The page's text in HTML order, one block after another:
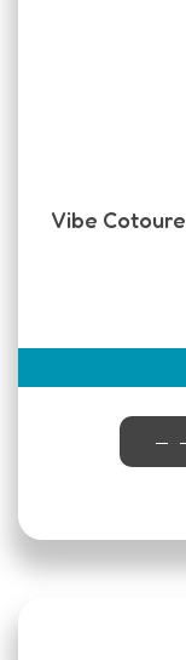
ויברטור יוקרתי מסיליקון דו שכבתי -Vibe Cotoure